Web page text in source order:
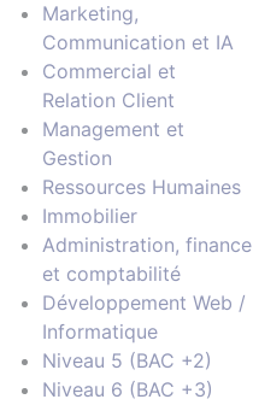
Marketing,
Communication et IA
Commercial et
Relation Client
Management et
Gestion
Ressources Humaines
Immobilier
Administration, finance
et comptabilité
Développement Web /
Informatique
Niveau 5 (BAC +2)
Niveau 6 (BAC +3)